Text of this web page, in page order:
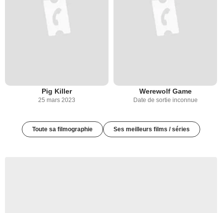
Pig Killer
25 mars 2023
Werewolf Game
Date de sortie inconnue
Toute sa filmographie Ses meilleurs films / séries